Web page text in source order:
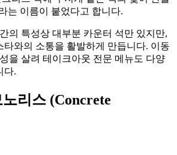
는 이름이 붙었다고 합니다.
의 특성상 대부분 카운터 석만 있지만,
타와의 소통을 활발하게 만듭니다. 이동
을 살려 테이크아웃 전문 메뉴도 다양
다.
리스 (Concrete